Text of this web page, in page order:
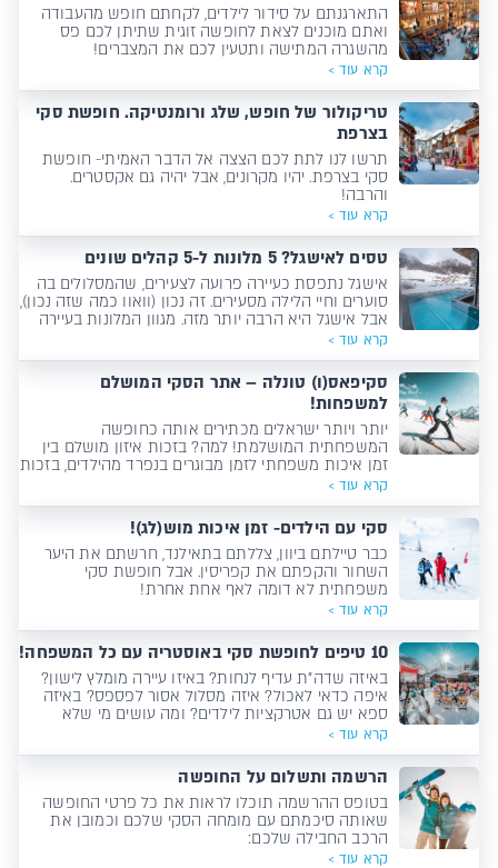
התארגנתם על סידור לילדים, לקחתם חופש מהעבודה
ואתם מוכנים לצאת לחופשה זוגית שתיתן לכם פס
מהשגרה המתישה ותטעין לכם את המצברים!
קרא עוד >
טריקולור של חופש, שלג ורומנטיקה. חופשת סקי
בצרפת
תרשו לנו לתת לכם הצצה אל הדבר האמיתי- חופשת
סקי בצרפת. יהיו מקרונים, אבל יהיה גם אקסטרים.
והרבה!
קרא עוד >
טסים לאישגל? 5 מלונות ל-5 קהלים שונים
אישגל נתפסת כעיירה פרועה לצעירים, שהמסלולים בה
סוערים וחיי הלילה מסעירים. זה נכון (וואוו כמה שזה נכון),
אבל אישגל היא הרבה יותר מזה. מגוון המלונות בעיירה
יודעים לחבק כל הרכב, להציע כל סגנון ולהבטיח חופשה
מהחלומות! תגידו לנו מי אתם ונגיד לכם איזה מלון הוא
בול בשבילכם!
קרא עוד >
סקיפאס(ו) טונלה – אתר הסקי המושלם
למשפחות!
יותר ויותר ישראלים מכתירים אותה כחופשה
המשפחתית המושלמת! למה? בזכות איזון מושלם בין
זמן איכות משפחתי לזמן מבוגרים בנפרד מהילדים, בזכות
עליה וי, בזכות מלונות מעולים, אוכל מצוין ועיירה נעימה
ובזכות המווון הזדמנויות לחוויות בלתי נשכחות. אם
החלטתם לצאת לסקי עם המשפחה, כדאי שתעשו את
זה בפאסו&hellip;
קרא עוד >
סקי עם הילדים- זמן איכות מוש(לג)!
כבר טיילתם ביוון, צללתם בתאילנד, חרשתם את היער
השחור והקפתם את קפריסין. אבל חופשת סקי
משפחתית לא דומה לאף אחת אחרת!
קרא עוד >
10 טיפים לחופשת סקי באוסטריה עם כל המשפחה!
באיזה שדה"ת עדיף לנחות? באיזו עיירה מומלץ לישון?
איפה כדאי לאכול? איזה מסלול אסור לפספס? באיזה
ספא יש גם אטרקציות לילדים? ומה עושים מי שלא
גולשים? אספנו את עשרת הטיפים המובילים לחופשת
סקי משפחתית באוסטריה.
קרא עוד >
הרשמה ותשלום על החופשה
בטופס ההרשמה תוכלו לראות את כל פרטי החופשה
שאותה סיכמתם עם מומחה הסקי שלכם וכמובן את
הרכב החבילה שלכם:
קרא עוד >